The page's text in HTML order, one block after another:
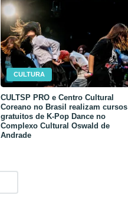
CULTURA
CULTSP PRO e Centro Cultural
Coreano no Brasil realizam cursos
gratuitos de K-Pop Dance no
Complexo Cultural Oswald de
Andrade